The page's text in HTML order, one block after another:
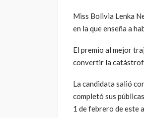
Miss Bolivia Lenka
en la que enseña a
El premio al mejor
convertir la
La candidata salió
completó sus
1 de febrero de este